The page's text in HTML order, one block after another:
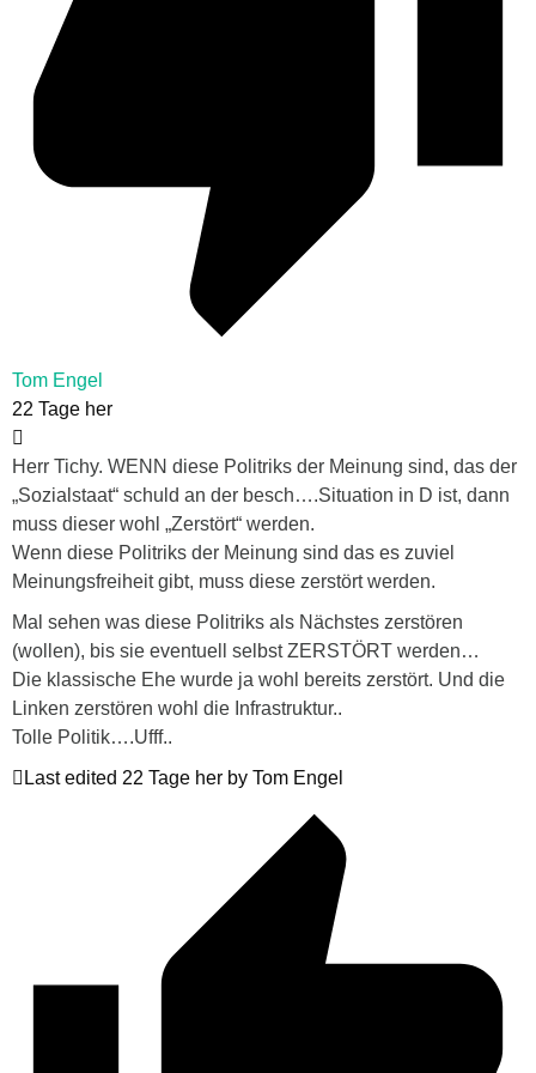
Tom Engel
22 Tage her
Herr Tichy. WENN diese Politriks der Meinung sind, das der
„Sozialstaat“ schuld an der besch….Situation in D ist, dann
muss dieser wohl „Zerstört“ werden.
Wenn diese Politriks der Meinung sind das es zuviel
Meinungsfreiheit gibt, muss diese zerstört werden.
Mal sehen was diese Politriks als Nächstes zerstören
(wollen), bis sie eventuell selbst ZERSTÖRT werden…
Die klassische Ehe wurde ja wohl bereits zerstört. Und die
Linken zerstören wohl die Infrastruktur..
Tolle Politik….Ufff..
Last edited 22 Tage her by Tom Engel